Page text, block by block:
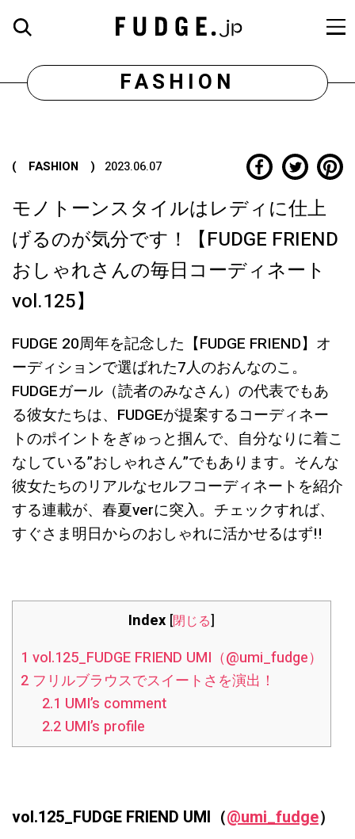
FASHION
( FASHION ) 2023.06.07
モノトーンスタイルはレディに仕上
げるのが気分です！【FUDGE FRIEND
おしゃれさんの毎日コーディネート
vol.125】
FUDGE 20周年を記念した【FUDGE FRIEND】オ
ーディションで選ばれた7人のおんなのこ。
FUDGEガール（読者のみなさん）の代表でもあ
る彼女たちは、FUDGEが提案するコーディネー
トのポイントをぎゅっと掴んで、自分なりに着こ
なしている”おしゃれさん”でもあります。そんな
彼女たちのリアルなセルフコーディネートを紹介
する連載が、春夏verに突入。チェックすれば、
すぐさま明日からのおしゃれに活かせるはず!!
Index [閉じる]
1 vol.125_FUDGE FRIEND UMI（@umi_fudge）
2フリルブラウスでスイートさを演出！
2.1 UMI’s comment
2.2 UMI’s profile
vol.125_FUDGE FRIEND UMI（@umi_fudge）